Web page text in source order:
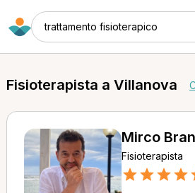
trattamento fisioterapico
Fisioterapista a Villanova
Mirco
Fisioterapista